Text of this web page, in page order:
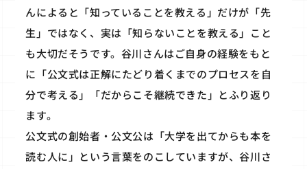
んによると「知っていることを教える」だけが「先
生」ではなく、実は「知らないことを教える」こと
も大切だそうです。谷川さんはご自身の経験をもと
に「公文式は正解にたどり着くまでのプロセスを自
分で考える」「だからこそ継続できた」とふり返り
ます。
公文式の創始者・公文公は「大学を出てからも本を
読む人に」という言葉をのこしていますが、谷川さ